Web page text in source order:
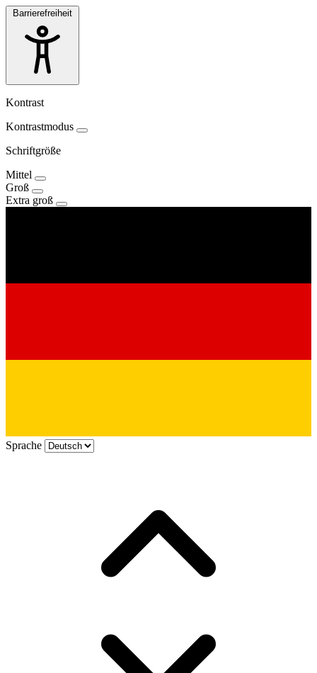
Barrierefreiheit
Kontrast
Kontrastmodus
Schriftgröße
Mittel
Groß
Extra groß
Sprache